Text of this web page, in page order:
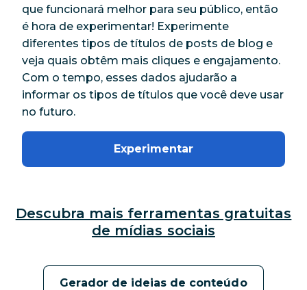
que funcionará melhor para seu público, então
é hora de experimentar! Experimente
diferentes tipos de títulos de posts de blog e
veja quais obtêm mais cliques e engajamento.
Com o tempo, esses dados ajudarão a
informar os tipos de títulos que você deve usar
no futuro.
Experimentar
Descubra mais ferramentas gratuitas
de mídias sociais
Gerador de ideias de conteúdo